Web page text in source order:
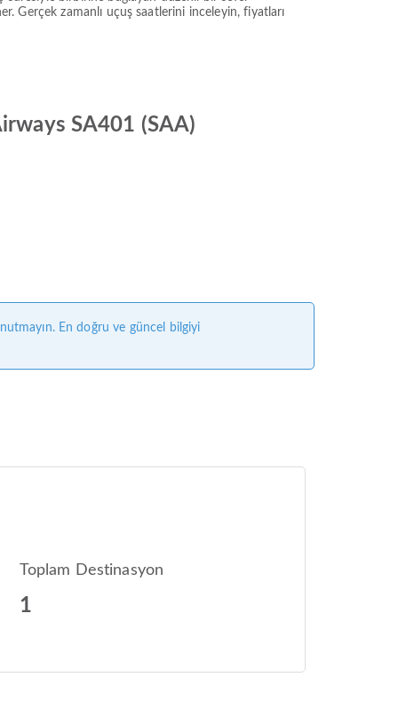
Gerçek zamanlı uçuş saatlerini inceleyin, fiyatları
SA401 (SAA)
En doğru ve güncel bilgiyi
Toplam Destinasyon
1